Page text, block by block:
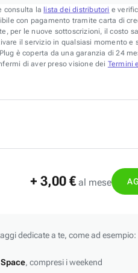
consulta la lista dei distributori e
con pagamento tramite carta di
per le nuove sottoscrizioni, il costo
il servizio in qualsiasi momento e
è coperta da una garanzia di 24
di aver preso visione dei Termini
+ 3,00 € al mese
dedicate a te, come ad esempio:
, compresi i weekend